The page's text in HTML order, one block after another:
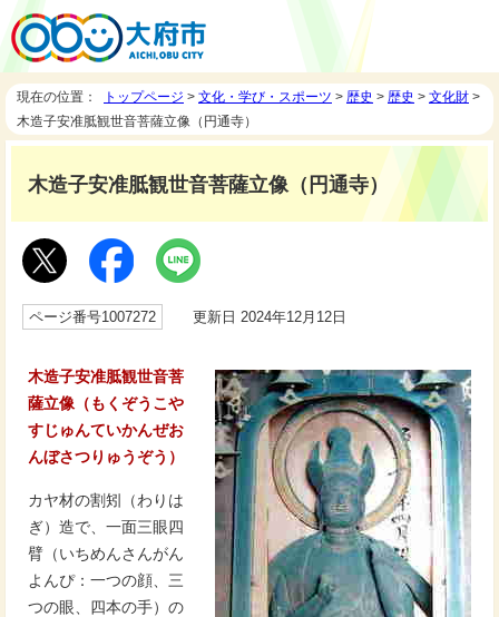
現在の位置： トップページ > 文化・学び・スポーツ > 歴史 > 歴史 > 文化財 >
木造子安准胝観世音菩薩立像（円通寺）
木造子安准胝観世音菩薩立像（円通寺）
ページ番号1007272 更新日 2024年12月12日
木造子安准胝観世音菩
薩立像（もくぞうこや
すじゅんていかんぜお
んぼさつりゅうぞう）
カヤ材の割矧（わりは
ぎ）造で、一面三眼四
臂（いちめんさんがん
よんぴ：一つの顔、三
つの眼、四本の手）の